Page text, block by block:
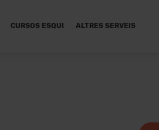
CURSOS ESQUI ALTRES SERVEIS